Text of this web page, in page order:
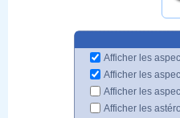
Afficher les
Afficher les
Afficher les
Afficher les